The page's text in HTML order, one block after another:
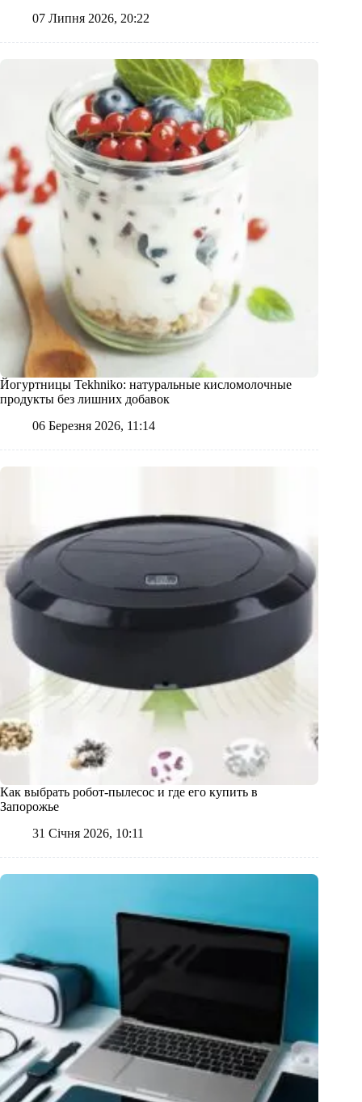
07 Липня 2026, 20:22
Йогуртницы Tekhniko: натуральные кисломолочные
продукты без лишних добавок
06 Березня 2026, 11:14
Как выбрать робот‑пылесос и где его купить в
Запорожье
31 Січня 2026, 10:11